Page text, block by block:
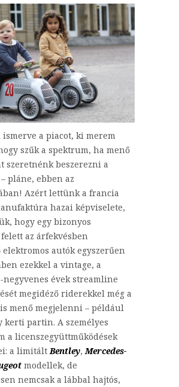
ismerve a piacot, ki merem
szűk a spektrum, ha menő
szeretnénk beszerezni a
pláne, ebben az
Azért lettünk a francia
hazai képviselete,
hogy egy bizonyos
az árfekvésben
elektromos autók egyszerűen
ezekkel a vintage, a
évek streamline
megidéző riderekkel még a
menő megjelenni – például
kerti partin. A személyes
a licenszegyüttműködések
a limitáltBentley,Mercedes-
modellek, de
nemcsak a lábbal hajtós,